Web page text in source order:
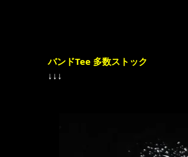
バンドTee 多数ストック
↓↓↓